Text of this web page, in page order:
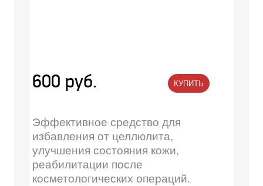
600 руб. КУПИТЬ
Эффективное средство для
избавления от целлюлита,
улучшения состояния кожи,
реабилитации после
косметологических операций.